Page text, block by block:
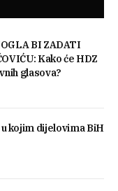
BI ZADATI
Kako će HDZ
glasova?
kojim dijelovima BiH